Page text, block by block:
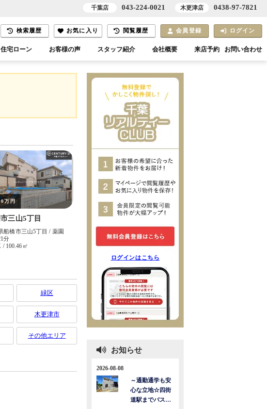
検索履歴 お気に入り 閲覧履歴 会員登録 ログイン
住宅ローン お客様の声 スタッフ紹介 会社概要 来店予約 お問い合わせ
緑区
木更津市
その他エリア
ログインはこちら
お知らせ
千葉店 043-224-0021 木更津店 0438-97-7821